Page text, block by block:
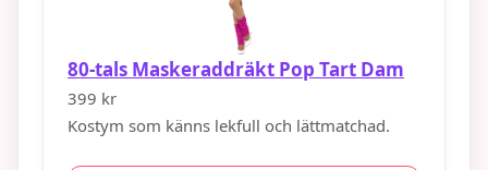
80-tals Maskeraddräkt Pop Tart Dam
399 kr
Kostym som känns lekfull och lättmatchad.